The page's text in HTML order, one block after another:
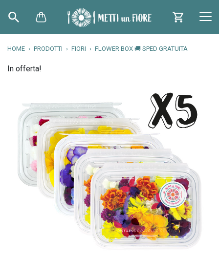
HOME PRODOTTI FIORI FLOWER BOX 🚚 SPED GRATUITA
In offerta!